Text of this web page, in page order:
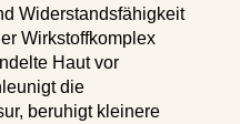
Widerstandsfähigkeit
Wirkstoffkomplex
Haut vor
die
beruhigt kleinere